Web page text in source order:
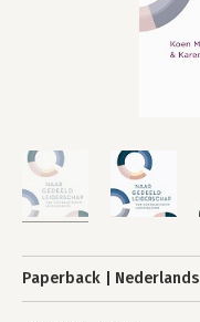
Paperback Nederlands